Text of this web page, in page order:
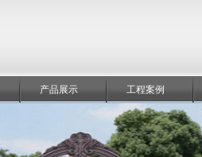
产品展示 工程案例